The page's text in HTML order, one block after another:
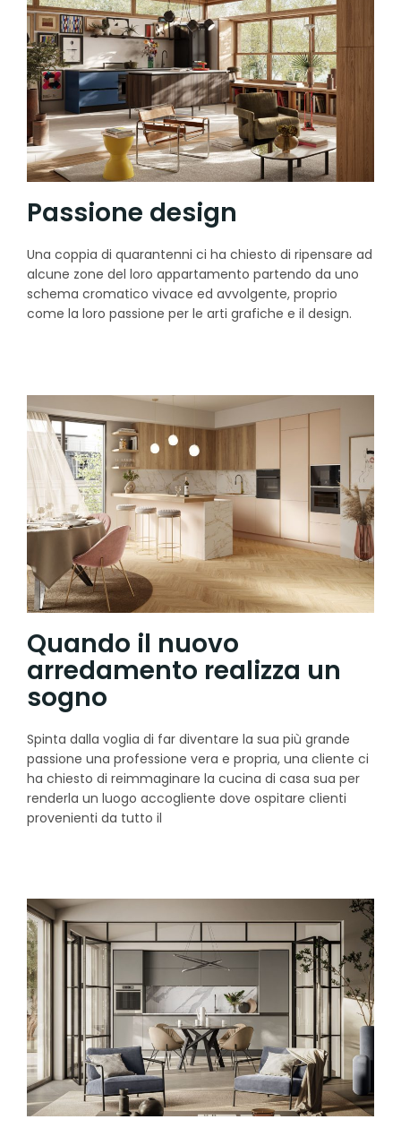
Passione design
Una coppia di quarantenni ci ha chiesto di ripensare ad
alcune zone del loro appartamento partendo da uno
schema cromatico vivace ed avvolgente, proprio
come la loro passione per le arti grafiche e il design.
Quando il nuovo
arredamento realizza un
sogno
Spinta dalla voglia di far diventare la sua più grande
passione una professione vera e propria, una cliente ci
ha chiesto di reimmaginare la cucina di casa sua per
renderla un luogo accogliente dove ospitare clienti
provenienti da tutto il